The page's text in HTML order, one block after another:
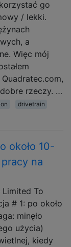
go
/ lekki.
a
Więc mój
dobre rzeczy. …
drivetrain
około 10-
na
Limited To
# 1: po około
minęło
użycia)
kiedy